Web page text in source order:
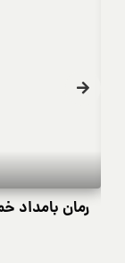
رمان بامداد